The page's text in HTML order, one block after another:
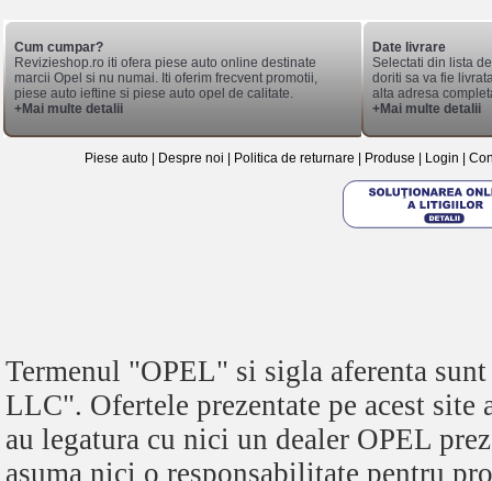
Cum cumpar?
Revizieshop.ro iti ofera piese auto online destinate
marcii Opel si nu numai. Iti oferim frecvent promotii,
piese auto ieftine si piese auto opel de calitate.
+Mai multe detalii
Date livrare
Selectati din lista
doriti sa va fie
alta adresa
+Mai multe detalii
Piese auto Despre noi Politica de returnare Produse Login
Termenul "OPEL" si sigla aferenta
LLC". Ofertele prezentate pe acest
au legatura cu nici un dealer OPEL
asuma nici o responsabilitate pentru